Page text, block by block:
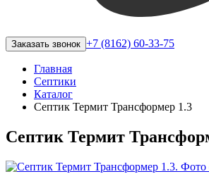
Заказать звонок +7 (8162) 60-33-75
Главная
Септики
Каталог
Септик Термит Трансформер 1.3
Септик Термит